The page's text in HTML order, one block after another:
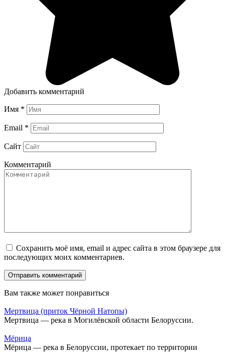
Добавить комментарий
Имя *
Email *
Сайт
Комментарий
Сохранить моё имя, email и адрес сайта в этом браузере для
последующих моих комментариев.
Вам также может понравиться
Мертвица (приток Чёрной Натопы)
Мертвица — река в Могилёвской области Белоруссии.
Мёрица
Мёрица — река в Белоруссии, протекает по территории